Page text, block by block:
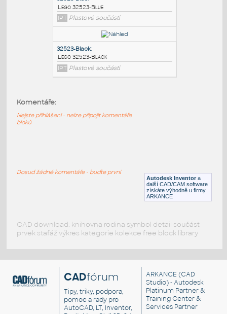
IPT Plastové součásti
32523-Orange:
Lego 32523-Orange
IPT Plastové součásti
Lego 32523-Blue
Lego 32523-Black
Autodesk Inventor a
další CAD/CAM software
získáte výhodně u firmy
ARKANCE
Komentáře:
Nejste přihlášeni - nelze připojit komentáře
bloků
Dosud žádné komentáře - buďte první
CAD download: knihovna rodina symbol detail součást
prvek stafáž výkres kategorie kolekce free block library
CADfórum
Tipy, triky, podpora,
pomoc a rady pro
AutoCAD, LT, Inventor,
ARKANCE (CAD
Studio) - Autodesk
Platinum Partner &
Training Center &
Services Partner